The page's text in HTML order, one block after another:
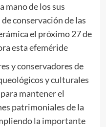
mano de los sus
conservación de las
el próximo 27 de
esta efeméride
y conservadores de
y culturales
mantener el
patrimoniales de la
la importante